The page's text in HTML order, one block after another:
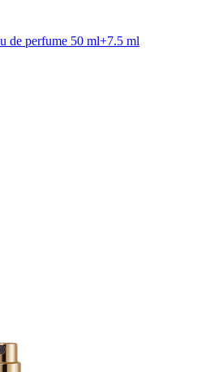
de perfume 50 ml+7.5 ml